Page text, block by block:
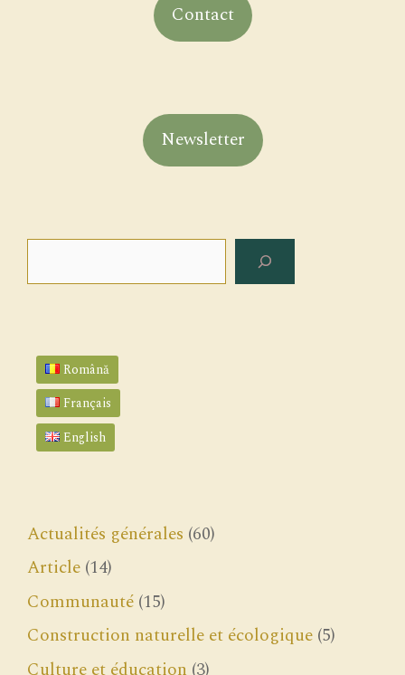
Contact
Newsletter
Română
Français
English
Actualités générales (60)
Article (14)
Communauté (15)
Construction naturelle et écologique (5)
Culture et éducation (3)